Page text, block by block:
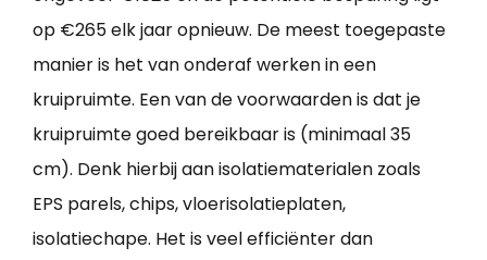
op €265 elk jaar opnieuw. De meest toegepaste
manier is het van onderaf werken in een
kruipruimte. Een van de voorwaarden is dat je
kruipruimte goed bereikbaar is (minimaal 35
cm). Denk hierbij aan isolatiematerialen zoals
EPS parels, chips, vloerisolatieplaten,
isolatiechape. Het is veel efficiënter dan